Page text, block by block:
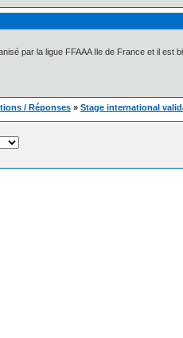
par la ligue FFAAA Ile de France et il est
/ Réponses » Stage international